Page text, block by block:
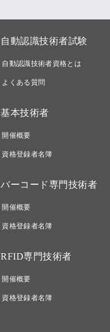
自動認識技術者試験
自動認識技術者資格とは
よくある質問
基本技術者
開催概要
資格登録者名簿
バーコード専門技術者
開催概要
資格登録者名簿
RFID専門技術者
開催概要
資格登録者名簿